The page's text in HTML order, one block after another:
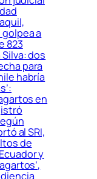
a
823
dos
para
habría
en
al SRI,
de
y